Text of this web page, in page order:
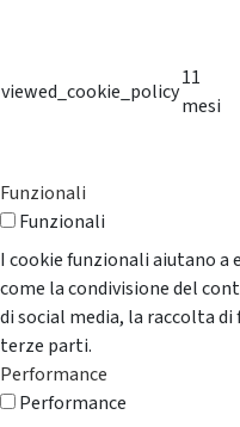
viewed_cookie_policy
11
mesi
Funzionali
Funzionali
I cookie funzionali aiutano
come la condivisione del
di social media, la raccolta
terze parti.
Performance
Performance